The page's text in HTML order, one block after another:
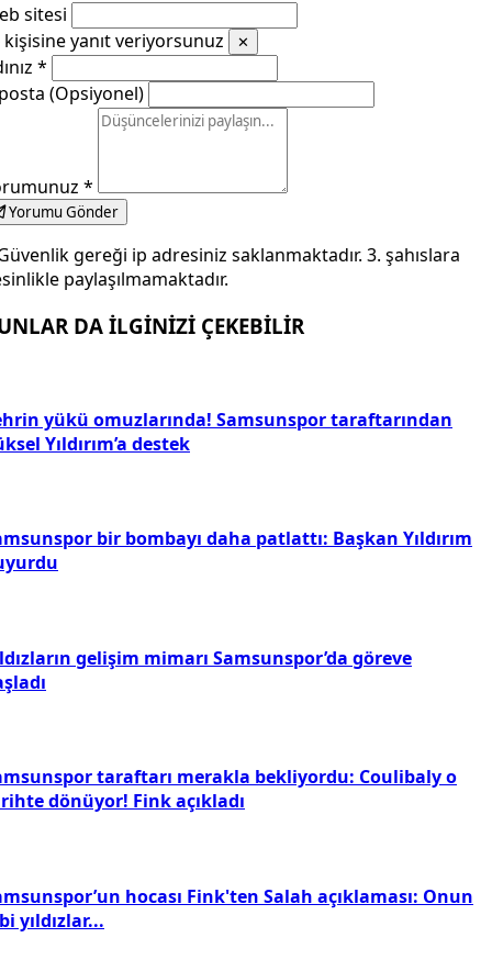
sitesi
kişisine yanıt veriyorsunuz
✕
*
(Opsiyonel)
*
Yorumu Gönder
gereği ip adresiniz saklanmaktadır. 3. şahıslara
paylaşılmamaktadır.
DA İLGİNİZİ ÇEKEBİLİR
yükü omuzlarında! Samsunspor taraftarından
Yıldırım’a destek
bir bombayı daha patlattı: Başkan Yıldırım
gelişim mimarı Samsunspor’da göreve
taraftarı merakla bekliyordu: Coulibaly o
dönüyor! Fink açıkladı
hocası Fink'ten Salah açıklaması: Onun
yıldızlar...